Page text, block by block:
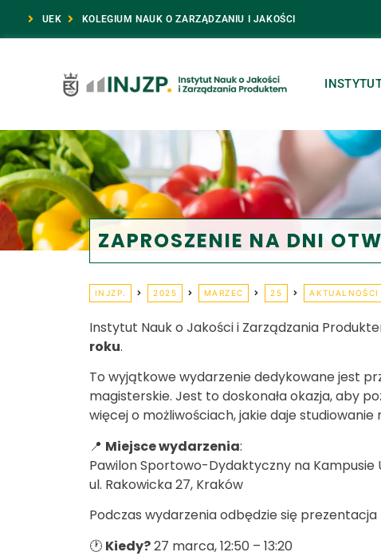
UEK KOLEGIUM NAUK O ZARZĄDZANIU I JAKOŚCI
ZAPROSZENIE NA DNI
INJZP. 2025 MARZEC 25 AKTUALNOŚCI
Instytut Nauk o Jakości i Zarządzania
roku.
To wyjątkowe wydarzenie dedykowane jest
magisterskie. Jest to doskonała okazja, aby
więcej o możliwościach, jakie daje studiowanie
📍 Miejsce wydarzenia:
Pawilon Sportowo-Dydaktyczny na Kampusie
ul. Rakowicka 27, Kraków
Podczas wydarzenia odbędzie się
🕐 Kiedy?27 marca, 12:50 – 13:20